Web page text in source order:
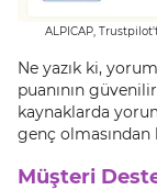
ALPICAP,
Ne yazık ki,
puanının
kaynaklarda
genç olmasından
Müşteri